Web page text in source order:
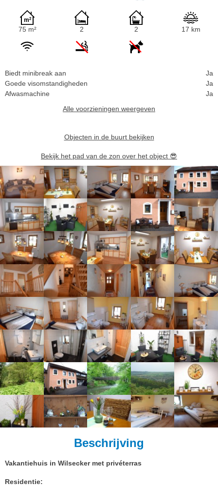
75 m² 2 2 17 km
Biedt minibreak aan
Ja
Goede visomstandigheden
Ja
Afwasmachine
Ja
Alle voorzieningen weergeven
Objecten in de buurt bekijken
Bekijk het pad van de zon over het object 😎
Beschrijving
Vakantiehuis in Wilsecker met privéterras
Residentie: